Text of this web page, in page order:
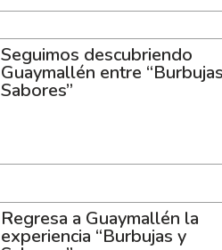
Seguimos descubriendo
Guaymallén entre
Sabores”
Regresa a Guaymallén la
experiencia “Burbujas y